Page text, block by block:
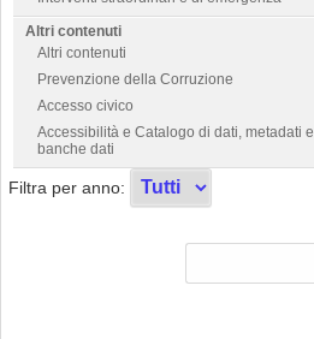
Altri contenuti
Altri contenuti
Prevenzione della Corruzione
Accesso civico
Accessibilità e Catalogo di dati, metadati e
banche dati
Filtra per anno: